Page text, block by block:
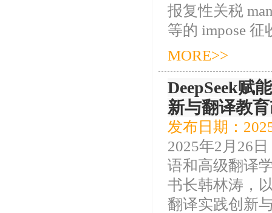
报复性关税
等的 impose 征
MORE>>
DeepSeek赋
新与翻译教
发布日期：
2025年2月26
语和高级翻译
书长韩林涛，
翻译实践创新